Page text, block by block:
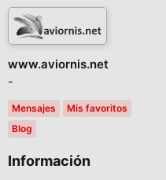
www.aviornis.net
-
Mensajes
Mis favoritos
Blog
Información